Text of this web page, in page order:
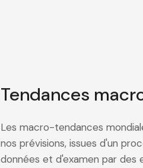
Tendances
Les macro-tendances
nos prévisions, issues d'un
données et d'examen par des